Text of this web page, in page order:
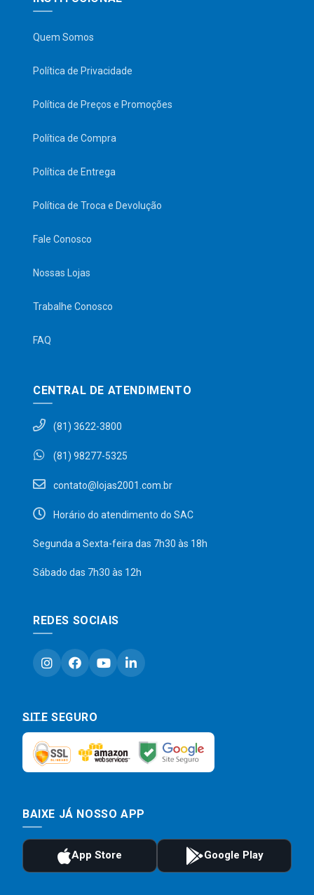
Quem Somos
Política de Privacidade
Política de Preços e Promoções
Política de Compra
Política de Entrega
Política de Troca e Devolução
Fale Conosco
Nossas Lojas
Trabalhe Conosco
FAQ
CENTRAL DE ATENDIMENTO
(81) 3622-3800
(81) 98277-5325
contato@lojas2001.com.br
Horário do atendimento do SAC
Segunda a Sexta-feira das 7h30 às 18h
Sábado das 7h30 às 12h
REDES SOCIAIS
SITE SEGURO
BAIXE JÁ NOSSO APP